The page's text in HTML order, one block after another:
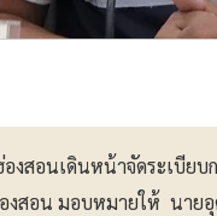
งสอนเดินหน้าจัดระเบียบ
สอน มอบหมายให้ นาย